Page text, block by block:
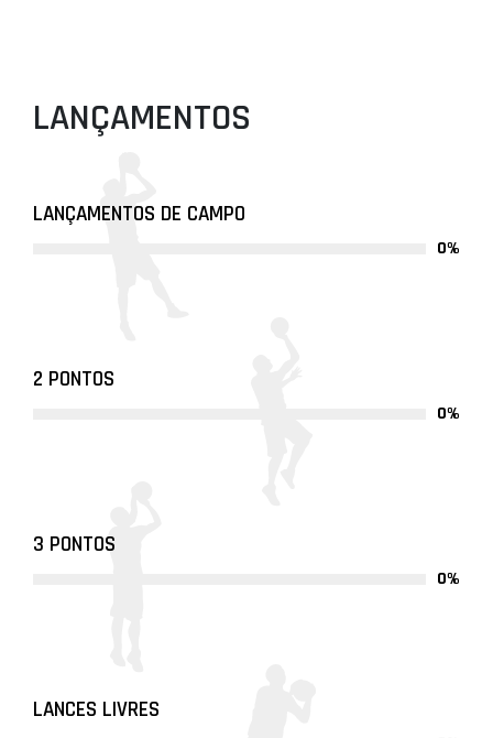
LANÇAMENTOS
LANÇAMENTOS DE CAMPO
0%
2 PONTOS
0%
3 PONTOS
0%
LANCES LIVRES